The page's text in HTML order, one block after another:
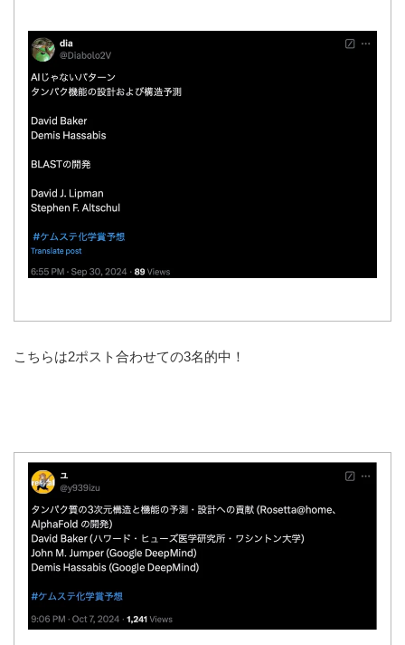
こちらは2ポスト合わせての3名的中！